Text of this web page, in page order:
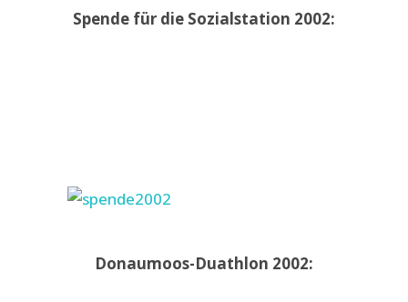
Spende für die Sozialstation 2002:
Donaumoos-Duathlon 2002: